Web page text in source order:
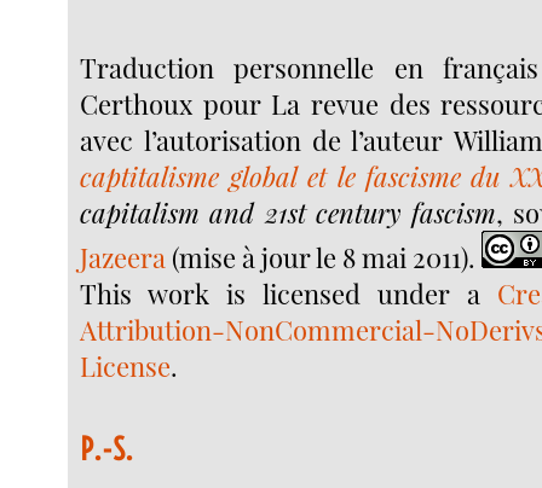
Traduction personnelle en
Certhoux pour La revue des
avec l’autorisation de l’auteur
captitalisme global et le fascisme du
capitalism and 21st century fascism,
Jazeera (mise à jour le 8 mai 2011).
Thiswork is licensed under a
Attribution-NonCommercial-
License.
P.-S.